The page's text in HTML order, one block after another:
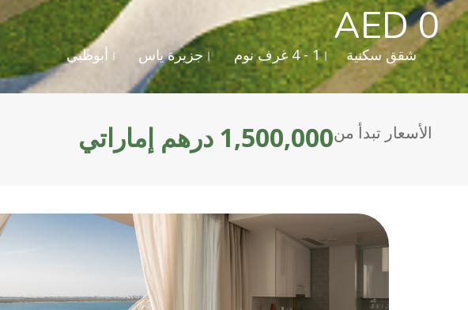
AED 0
شقق سكنية 1 - 4 غرف نوم جزيرة ياس أبوظبي
الأسعار تبدأ من1,500,000 درهم إماراتي